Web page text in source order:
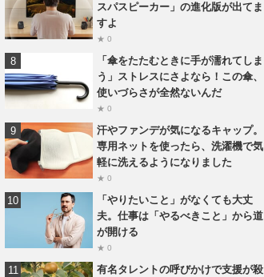
スパスピーカー」の進化版が出てま
すよ
★ 0
「傘をたたむときに手が濡れてしま
う」ストレスにさよなら！この傘、
使いづらさが全然ないんだ
★ 0
汗やファンデが気になるキャップ。
専用ネットを使ったら、洗濯機で気
軽に洗えるようになりました
★ 0
「やりたいこと」がなくても大丈
夫。仕事は「やるべきこと」から道
が開ける
★ 0
有名タレントの呼びかけで支援が殺